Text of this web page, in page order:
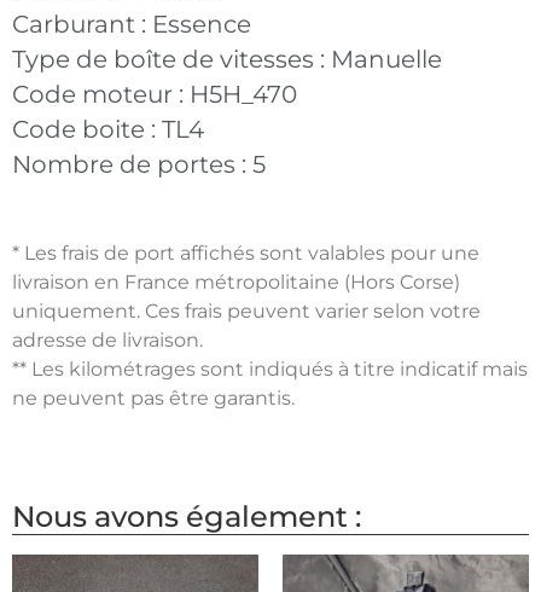
Carburant : Essence
Type de boîte de vitesses : Manuelle
Code moteur : H5H_470
Code boite : TL4
Nombre de portes : 5
* Les frais de port affichés sont valables pour une
livraison en France métropolitaine (Hors Corse)
uniquement. Ces frais peuvent varier selon votre
adresse de livraison.
** Les kilométrages sont indiqués à titre indicatif mais
ne peuvent pas être garantis.
Nous avons également :